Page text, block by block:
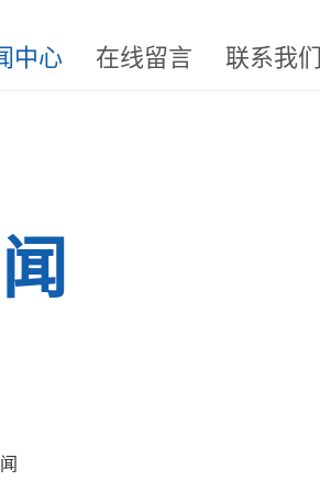
中心 在线留言 联系我们